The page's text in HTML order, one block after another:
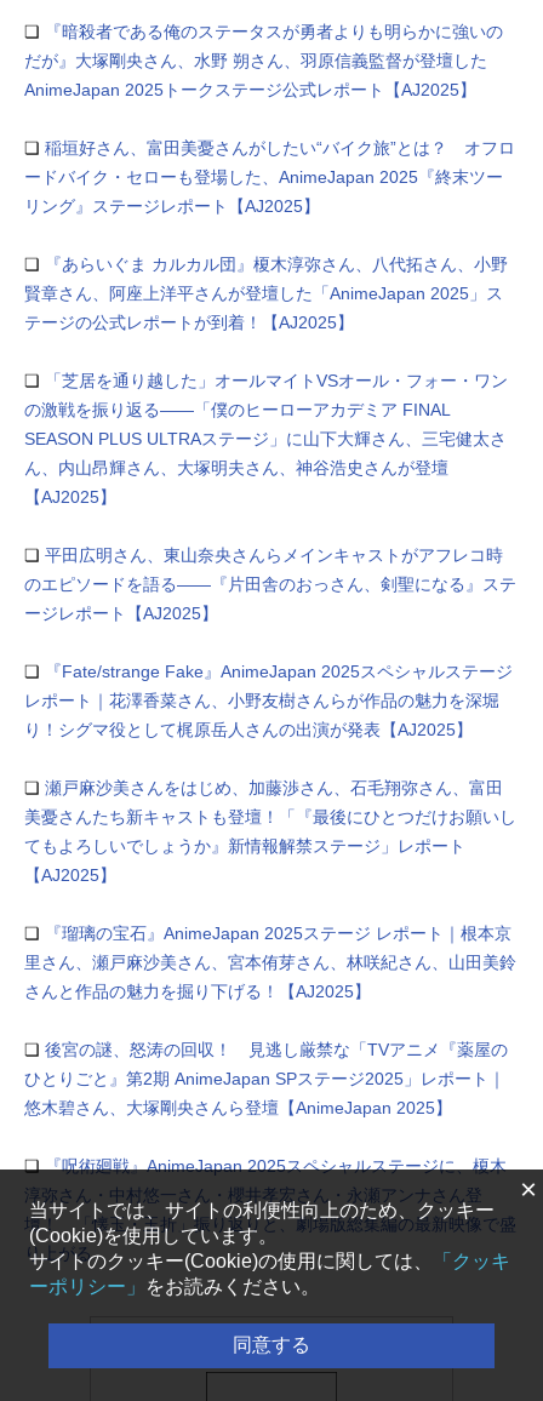
❏
『暗殺者である俺のステータスが勇者よりも明らかに強いの
だが』大塚剛央さん、水野 朔さん、羽原信義監督が登壇した
AnimeJapan 2025トークステージ公式レポート【AJ2025】
❏ 稲垣好さん、富田美憂さんがしたい“バイク旅”とは？ オフロ
ードバイク・セローも登場した、AnimeJapan 2025『終末ツー
リング』ステージレポート【AJ2025】
❏
『あらいぐま カルカル団』榎木淳弥さん、八代拓さん、小野
賢章さん、阿座上洋平さんが登壇した「AnimeJapan 2025」ス
テージの公式レポートが到着！【AJ2025】
❏
「芝居を通り越した」オールマイトVSオール・フォー・ワン
の激戦を振り返る――「僕のヒーローアカデミア FINAL
SEASON PLUS ULTRAステージ」に山下大輝さん、三宅健太さ
ん、内山昂輝さん、大塚明夫さん、神谷浩史さんが登壇
【AJ2025】
❏ 平田広明さん、東山奈央さんらメインキャストがアフレコ時
のエピソードを語る――『片田舎のおっさん、剣聖になる』ステ
ージレポート【AJ2025】
❏
『Fate/strange Fake』AnimeJapan 2025スペシャルステージ
レポート｜花澤香菜さん、小野友樹さんらが作品の魅力を深堀
り！シグマ役として梶原岳人さんの出演が発表【AJ2025】
❏ 瀬戸麻沙美さんをはじめ、加藤渉さん、⽯⽑翔弥さん、富⽥
美憂さんたち新キャストも登壇！「『最後にひとつだけお願いし
てもよろしいでしょうか』新情報解禁ステージ」レポート
【AJ2025】
❏
『瑠璃の宝⽯』AnimeJapan 2025ステージ レポート｜根本京
⾥さん、瀬戸麻沙美さん、宮本侑芽さん、林咲紀さん、⼭⽥美鈴
さんと作品の魅力を掘り下げる！【AJ2025】
❏ 後宮の謎、怒涛の回収！ 見逃し厳禁な「TVアニメ『薬屋の
ひとりごと』第2期 AnimeJapan SPステージ2025」レポート｜
悠木碧さん、大塚剛央さんら登壇【AnimeJapan 2025】
❏『呪術廻戦』AnimeJapan 2025スペシャルステージに、榎木
淳弥さん・中村悠一さん・櫻井孝宏さん・永瀬アンナさん登
壇！ 「懐玉・玉折」振り返りと、劇場版総集編の最新映像で盛
り上がる
×
当サイトでは、サイトの利便性向上のため、クッキー
(Cookie)を使用しています。
サイトのクッキー(Cookie)の使用に関しては、
「クッキ
ーポリシー」
をお読みください。
同意する